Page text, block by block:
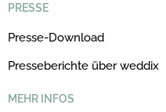
PRESSE
Presse-Download
Presseberichte über weddix
MEHR INFOS